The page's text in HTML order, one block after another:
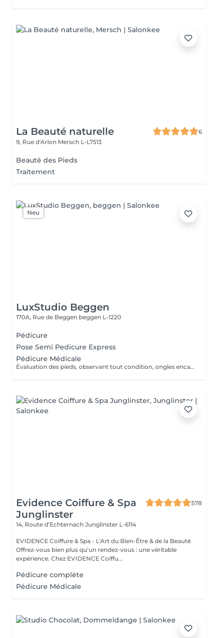
La Beauté naturelle
6
9, Rue d'Arlon Mersch L-L7513
Beauté des Pieds
Traitement
Neu
LuxStudio Beggen
170A, Rue de Beggen beggen L-1220
Pédicure
Pose Semi Pedicure Express
Pédicure Médicale
Évaluation des pieds, observant tout condition, ongles encarnes, cour, callosités ! En cas de infections, champignons, micose ou les problèmes cotanés, recomandez une visite chez le podologue si necessaire. Desinfection des Pieds avec solution antiseptique. Retrait du Vernis Précédent avec un dissolvant pour nettoyer complètement les ongles des pieds. Coupez, desencarnes et Modelez les ongles avec une pance et lime, Pousses les Cuticules avec batone pour repousser doucement vers l'arrière et coupez les excès, Coupez avec bisturi les callosites si necessaire Traitement avec une rape pour eliminer les cellules mortes et les callosites, sans besoin d'immersion dans l'eau. Application d'un gommage supplementaire si necessaire. Hydratation Intense avec crème et les cuticules pour maintenir la peau douce, Appliquez une base transparent pour protéger les ongles. Attendez suffisamment de tempos pour sèc
Evidence Coiffure & Spa
Junglinster
578
14, Route d‘Echternach Junglinster L-6114
EVIDENCE Coiffure & Spa - L'Art du Bien-Être & de la Beauté
Offrez-vous bien plus qu'un rendez-vous : une véritable
expérience. Chez EVIDENCE Coiffu...
Pédicure complète
Pédicure Médicale